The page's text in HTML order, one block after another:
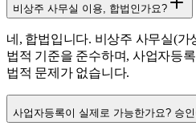
비상주 사무실 이용, 합법인가요?
네, 합법입니다. 비상주 사무실(가
법적 기준을 준수하며, 사업자등
법적 문제가 없습니다.
사업자등록이 실제로 가능한가요? 승